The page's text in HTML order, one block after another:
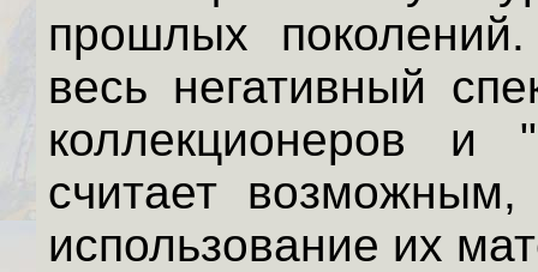
прошлых
весь негативный
коллекционеров и
считает
использование их